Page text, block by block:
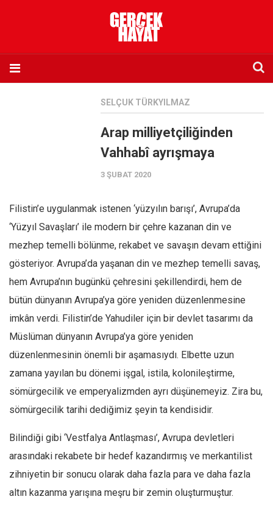
Abone olmak istiyorum
Sosyal Medya
Twitter
Facebook
Instagram
YouTube
Editörden
Mahmut Toptaş
Barış Tarımcıoğlu
SELÇUK TÜRKYILMAZ
Arap milliyetçiliğinden
Vahhabî ayrışmaya
3 ŞUBAT 2020
Filistin’e uygulanmak istenen ‘yüzyılın barışı’, Avrupa’da
‘Yüzyıl Savaşları’ ile modern bir çehre kazanan din ve
mezhep temelli bölünme, rekabet ve savaşın devam ettiğini
gösteriyor. Avrupa’da yaşanan din ve mezhep temelli savaş,
hem Avrupa’nın bugünkü çehresini şekillendirdi, hem de
bütün dünyanın Avrupa’ya göre yeniden düzenlenmesine
imkân verdi. Filistin’de Yahudiler için bir devlet tasarımı da
Müslüman dünyanın Avrupa’ya göre yeniden
düzenlenmesinin önemli bir aşamasıydı. Elbette uzun
zamana yayılan bu dönemi işgal, istila, kolonileştirme,
sömürgecilik ve emperyalizmden ayrı düşünemeyiz. Zira bu,
sömürgecilik tarihi dediğimiz şeyin ta kendisidir.
Bilindiği gibi ‘Vestfalya Antlaşması’, Avrupa devletleri
arasındaki rekabete bir hedef kazandırmış ve merkantilist
zihniyetin bir sonucu olarak daha fazla para ve daha fazla
altın kazanma yarışına meşru bir zemin oluşturmuştur.